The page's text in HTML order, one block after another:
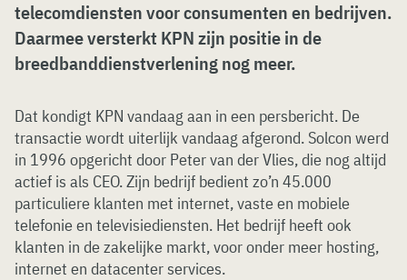
telecomdiensten voor consumenten en bedrijven.
Daarmee versterkt KPN zijn positie in de
breedbanddienstverlening nog meer.
Dat kondigt KPN vandaag aan in een persbericht. De
transactie wordt uiterlijk vandaag afgerond. Solcon werd
in 1996 opgericht door Peter van der Vlies, die nog altijd
actief is als CEO. Zijn bedrijf bedient zo’n 45.000
particuliere klanten met internet, vaste en mobiele
telefonie en televisiediensten. Het bedrijf heeft ook
klanten in de zakelijke markt, voor onder meer hosting,
internet en datacenter services.